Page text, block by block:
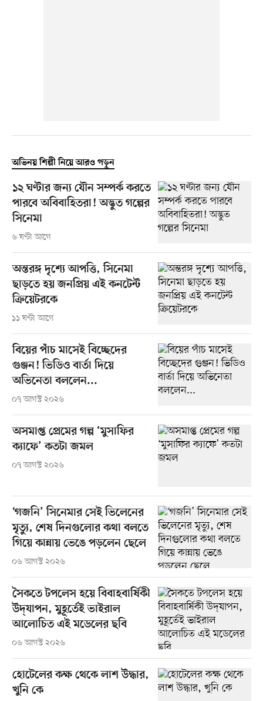
অভিনয় শিল্পী নিয়ে আরও পড়ুন
১২ ঘণ্টার জন্য যৌন সম্পর্ক করতে
পারবে অবিবাহিতরা! অদ্ভুত গল্পের
সিনেমা
৬ ঘণ্টা আগে
অন্তরঙ্গ দৃশ্যে আপত্তি, সিনেমা
ছাড়তে হয় জনপ্রিয় এই কনটেন্ট
ক্রিয়েটরকে
১১ ঘণ্টা আগে
বিয়ের পাঁচ মাসেই বিচ্ছেদের
গুঞ্জন! ভিডিও বার্তা দিয়ে
অভিনেতা বললেন...
০৭ আগস্ট ২০২৬
অসমাপ্ত প্রেমের গল্প ‘মুসাফির
ক্যাফে’ কতটা জমল
০৭ আগস্ট ২০২৬
‘গজনি’ সিনেমার সেই ভিলেনের
মৃত্যু, শেষ দিনগুলোর কথা বলতে
গিয়ে কান্নায় ভেঙে পড়লেন ছেলে
০৬ আগস্ট ২০২৬
সৈকতে টপলেস হয়ে বিবাহবার্ষিকী
উদ্‌যাপন, মুহূর্তেই ভাইরাল
আলোচিত এই মডেলের ছবি
০৬ আগস্ট ২০২৬
হোটেলের কক্ষ থেকে লাশ উদ্ধার,
খুনি কে